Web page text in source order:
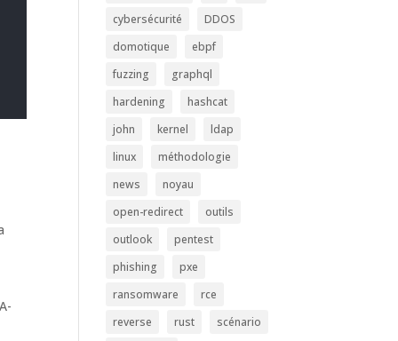
cybersécurité
DDOS
domotique
ebpf
fuzzing
graphql
hardening
hashcat
john
kernel
ldap
linux
méthodologie
news
noyau
open-redirect
outils
outlook
pentest
phishing
pxe
ransomware
rce
reverse
rust
scénario